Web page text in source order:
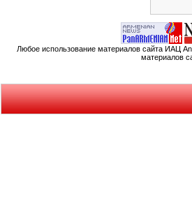
Любое использование материалов сайта ИАЦ
материалов